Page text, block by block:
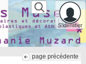
S'identifier
page précédente